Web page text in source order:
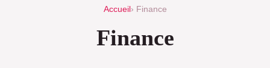
Accueil › Finance
Finance